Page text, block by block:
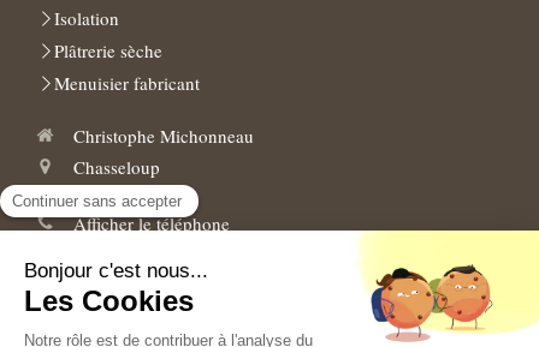
Isolation
Plâtrerie sèche
Menuisier fabricant
Christophe Michonneau
Chasseloup
17210 Pouillac
Afficher le téléphone
Demander un devis